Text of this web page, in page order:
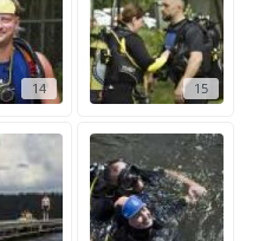
14 15